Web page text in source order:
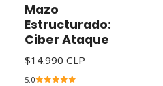
Mazo
Estructurado:
Ciber Ataque
$14.990 CLP
5.0